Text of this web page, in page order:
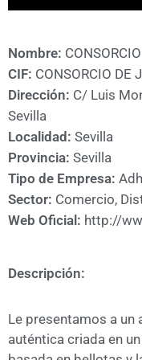
Nombre:
CIF: CONSORCIO DE
Dirección: C/ Luis
Sevilla
Localidad: Sevilla
Provincia: Sevilla
Tipo de Empresa:
Sector: Comercio,
Web Oficial: http://
Descripción:
Le presentamos a un
auténtica criada en